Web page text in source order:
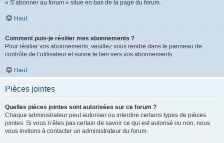
« S’abonner au forum » situé en bas de la page du forum.
Haut
Comment puis-je résilier mes abonnements ?
Pour résilier vos abonnements, veuillez vous rendre dans le panneau de
contrôle de l’utilisateur et suivre le lien vers vos abonnements.
Haut
Pièces jointes
Quelles pièces jointes sont autorisées sur ce forum ?
Chaque administrateur peut autoriser ou interdire certains types de pièces
jointes. Si vous n’êtes pas certain de savoir ce qui est autorisé ou non, nous
vous invitons à contacter un administrateur du forum.